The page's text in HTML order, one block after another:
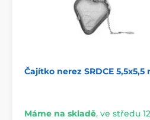
Čajítko nerez SRDCE 5,5x5,5
Máme na skladě, ve středu